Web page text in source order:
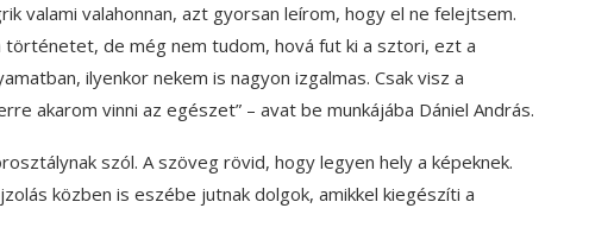
valami valahonnan, azt gyorsan leírom, hogy el ne felejtsem.
történetet, de még nem tudom, hová fut ki a sztori, ezt a
ilyenkor nekem is nagyon izgalmas. Csak visz a
akarom vinni az egészet” – avat be munkájába Dániel András.
szól. A szöveg rövid, hogy legyen hely a képeknek.
közben is eszébe jutnak dolgok, amikkel kiegészíti a